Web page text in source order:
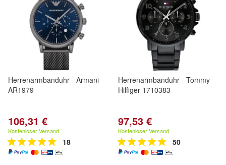
Herrenarmbanduhr - Armani
AR1979
106,31 €
Kostenloser Versand
18
Herrenarmbanduhr - Tommy
Hilfiger 1710383
97,53 €
Kostenloser Versand
50